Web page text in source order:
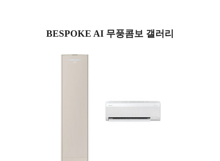
BESPOKE AI 무풍콤보 갤러리